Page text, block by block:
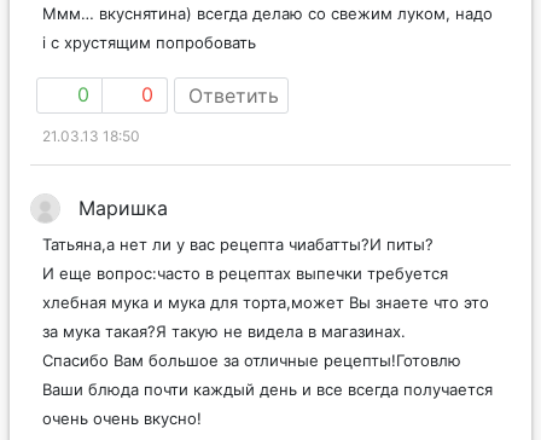
Ммм… вкуснятина) всегда делаю со свежим луком, надо
i с хрустящим попробовать
0 0 Ответить
21.03.13 18:50
Маришка
Татьяна,а нет ли у вас рецепта чиабатты?И питы?
И еще вопрос:часто в рецептах выпечки требуется
хлебная мука и мука для торта,может Вы знаете что это
за мука такая?Я такую не видела в магазинах.
Спасибо Вам большое за отличные рецепты!Готовлю
Ваши блюда почти каждый день и все всегда получается
очень очень вкусно!